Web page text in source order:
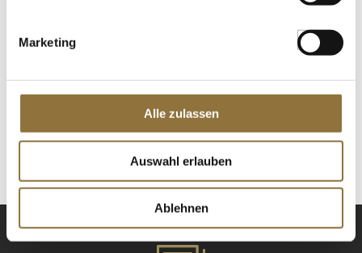
Marketing
Alle zulassen
Auswahl erlauben
Ablehnen
LEBENSMITTELKENNZEICHNUNGEN
Produkt nur für Gastronomiekunden verfügbar.